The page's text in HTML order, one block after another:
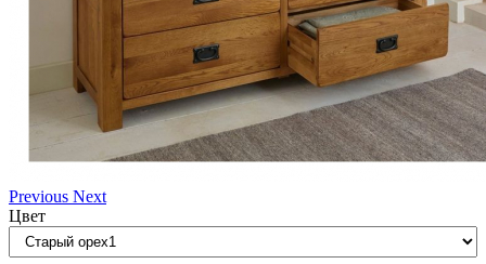
Previous Next
Цвет